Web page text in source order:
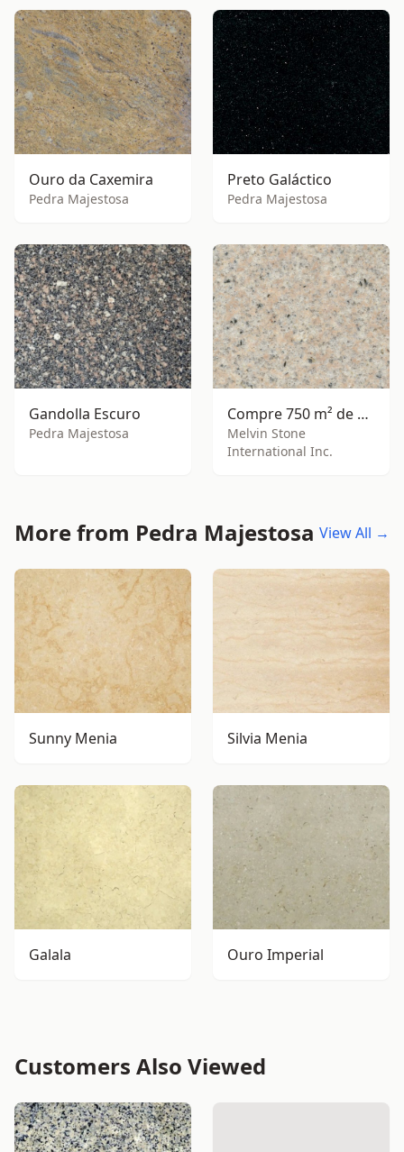
Ouro da Caxemira
Pedra Majestosa
Preto Galáctico
Pedra Majestosa
Gandolla Escuro
Pedra Majestosa
Compre 750 m² de 681 polido
Melvin Stone
International Inc.
More from Pedra Majestosa View All →
Sunny Menia Silvia Menia
Galala Ouro Imperial
Customers Also Viewed